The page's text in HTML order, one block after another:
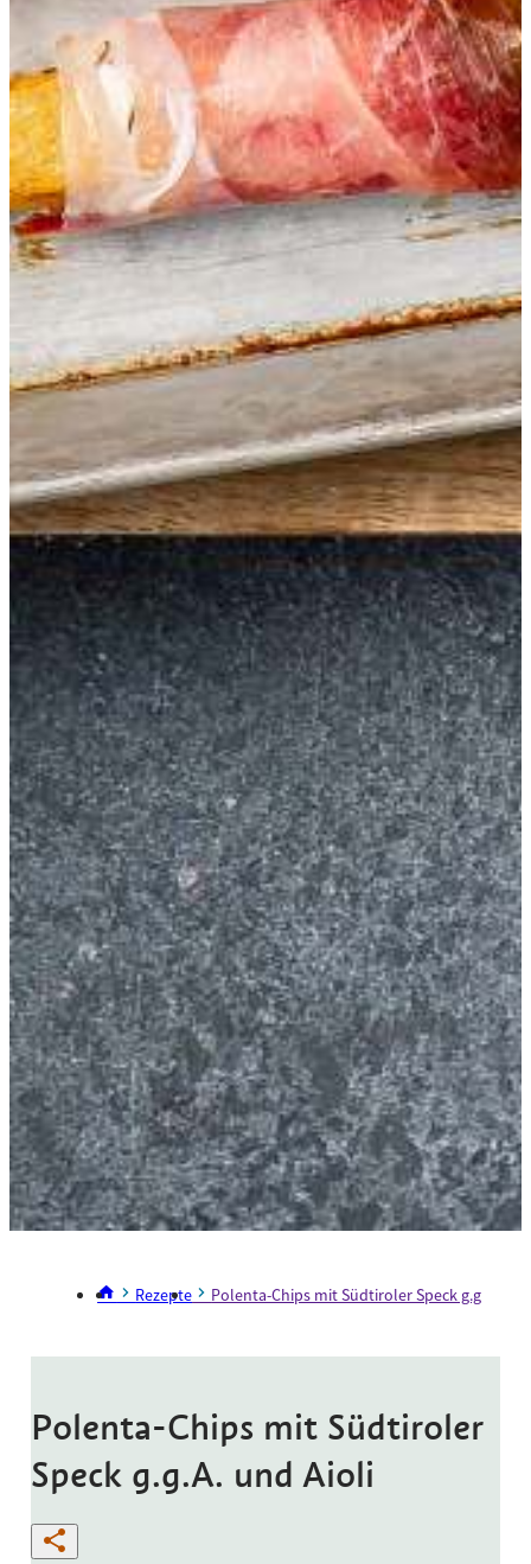
Rezepte Polenta-Chips mit Südtiroler Speck g.g.A.
Polenta-Chips mit Südtiroler
Speck g.g.A. und Aioli